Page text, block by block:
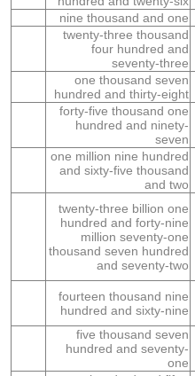
nine thousand and one
twenty-three thousand
four hundred and
seventy-three
one thousand seven
hundred and thirty-eight
forty-five thousand one
hundred and ninety-
seven
one million nine hundred
and sixty-five thousand
and two
twenty-three billion one
hundred and forty-nine
million seventy-one
thousand seven hundred
and seventy-two
fourteen thousand nine
hundred and sixty-nine
five thousand seven
hundred and seventy-
one